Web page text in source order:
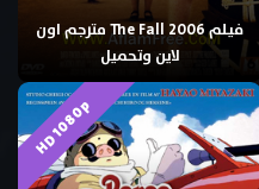
فيلم The Fall 2006 مترجم اون
لاين وتحميل
HD 1080p